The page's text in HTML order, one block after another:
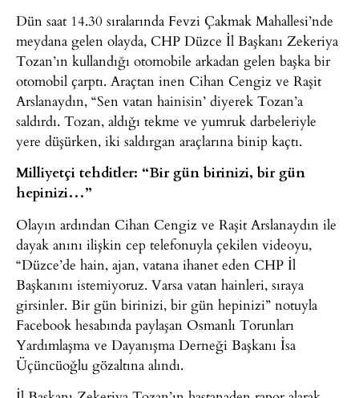
Dün saat 14.30 sıralarında Fevzi Çakmak Mahallesi’nde
meydana gelen olayda, CHP Düzce İl Başkanı Zekeriya
Tozan’ın kullandığı otomobile arkadan gelen başka bir
otomobil çarptı. Araçtan inen Cihan Cengiz ve Raşit
Arslanaydın, “Sen vatan hainisin’ diyerek Tozan’a
saldırdı. Tozan, aldığı tekme ve yumruk darbeleriyle
yere düşürken, iki saldırgan araçlarına binip kaçtı.
Milliyetçi tehditler: “Bir gün birinizi, bir gün
hepinizi…”
Olayın ardından Cihan Cengiz ve Raşit Arslanaydın ile
dayak anını ilişkin cep telefonuyla çekilen videoyu,
“Düzce’de hain, ajan, vatana ihanet eden CHP İl
Başkanını istemiyoruz. Varsa vatan hainleri, sıraya
girsinler. Bir gün birinizi, bir gün hepinizi” notuyla
Facebook hesabında paylaşan Osmanlı Torunları
Yardımlaşma ve Dayanışma Derneği Başkanı İsa
Üçüncüoğlu gözaltına alındı.